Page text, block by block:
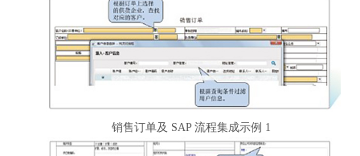
销售订单及 SAP 流程集成示例 1